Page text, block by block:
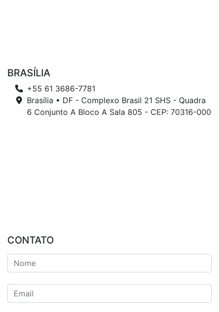
BRASÍLIA
+55 61 3686-7781
Brasília • DF - Complexo Brasil 21 SHS - Quadra
6 Conjunto A Bloco A Sala 805 - CEP: 70316-000
CONTATO